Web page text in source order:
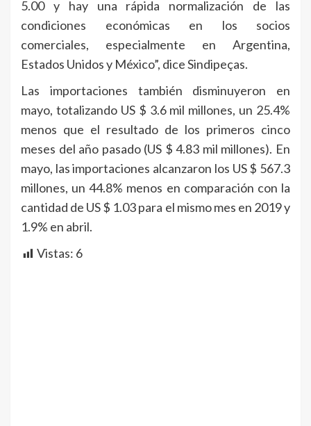
5.00 y hay una rápida normalización de las
condiciones económicas en los socios
comerciales, especialmente en Argentina,
Estados Unidos y México”, dice Sindipeças.
Las importaciones también disminuyeron en
mayo, totalizando US $ 3.6 mil millones, un 25.4%
menos que el resultado de los primeros cinco
meses del año pasado (US $ 4.83 mil millones). En
mayo, las importaciones alcanzaron los US $ 567.3
millones, un 44.8% menos en comparación con la
cantidad de US $ 1.03 para el mismo mes en 2019 y
1.9% en abril.
Vistas: 6